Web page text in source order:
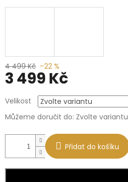
4 499 Kč –22 %
3 499 Kč
cena:
Velikost
Můžeme doručit do: Zvolte variantu
Přidat do košíku